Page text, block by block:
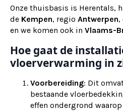
Onze thuisbasis is Herentals,
de Kempen, regio Antwerpen,
en we komen ook in Vlaams-
Hoe gaat de
vloerverwarming in
Voorbereiding: Dit
bestaande
effen ondergrond